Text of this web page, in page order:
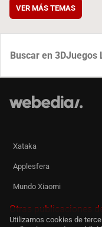
VER MÁS TEMAS
Xataka
Applesfera
Mundo Xiaomi
Otras publicaciones
Utilizamos cookies de